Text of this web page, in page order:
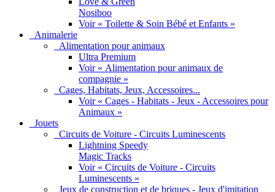
Nosiboo
Voir « Toilette & Soin Bébé et Enfants »
Animalerie
Alimentation pour animaux
Ultra Premium
Voir « Alimentation pour animaux de
compagnie »
Cages, Habitats, Jeux, Accessoires...
Voir « Cages - Habitats - Jeux - Accessoires pour
Animaux »
Jouets
Circuits de Voiture - Circuits Luminescents
Lightning Speedy
Magic Tracks
Voir « Circuits de Voiture - Circuits
Luminescents »
Jeux de construction et de briques - Jeux d'imitation